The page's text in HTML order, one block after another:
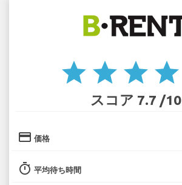
star star star star
スコア 7.7 /10
credit_card 価格
timer 平均待ち時間